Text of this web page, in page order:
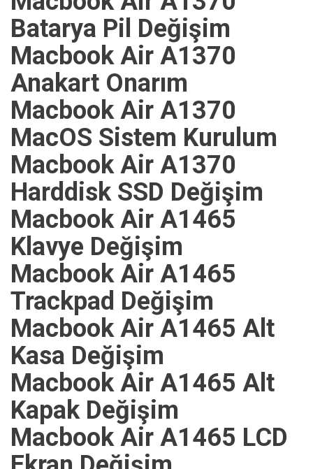
Batarya Pil Değişim
Macbook Air A1370
Anakart Onarım
Macbook Air A1370
MacOS Sistem Kurulum
Macbook Air A1370
Harddisk SSD Değişim
Macbook Air A1465
Klavye Değişim
Macbook Air A1465
Trackpad Değişim
Macbook Air A1465 Alt
Kasa Değişim
Macbook Air A1465 Alt
Kapak Değişim
Macbook Air A1465 LCD